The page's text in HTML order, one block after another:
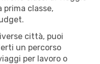
prima classe,
città, puoi
un percorso
per lavoro o